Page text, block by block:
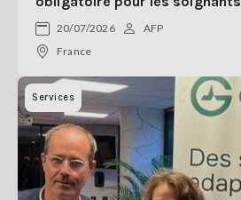
20/07/2026
AFP
France
Services